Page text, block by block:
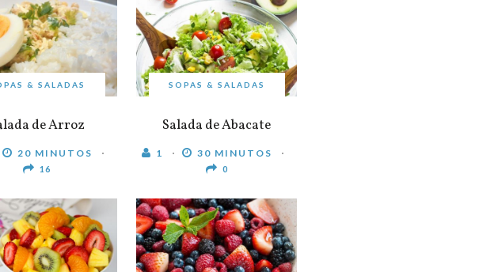
& SALADAS
de Arroz
20 MINUTOS
16
SOPAS & SALADAS
Salada de Abacate
1 30 MINUTOS
0